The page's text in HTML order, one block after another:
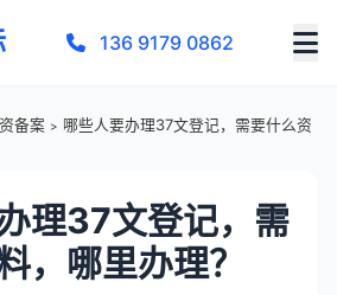
136 9179 0862
备案 > 哪些人要办理37文登记，需要什么资
理37文登记，需
，哪里办理？